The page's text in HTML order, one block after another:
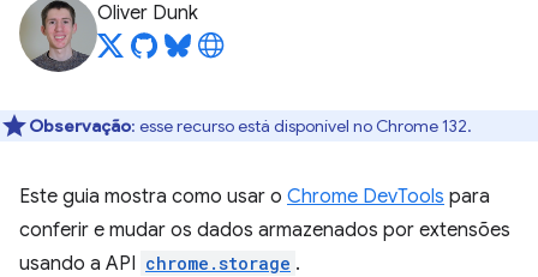
Oliver Dunk
Observação: esse recurso está disponível no Chrome 132.
Este guia mostra como usar o Chrome DevTools para
conferir e mudar os dados armazenados por extensões
usando a API chrome.storage .